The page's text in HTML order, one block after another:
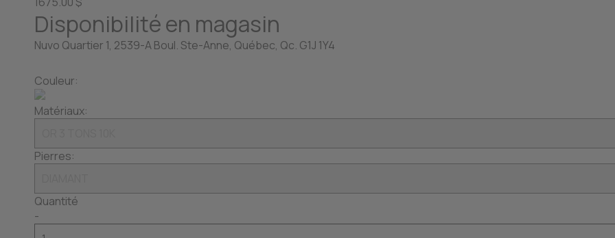
Disponibilité en magasin
Nuvo Quartier 1, 2539-A Boul. Ste-Anne, Québec, Qc. G1J 1Y4
Couleur:
Matériaux:
Pierres:
Quantité
-